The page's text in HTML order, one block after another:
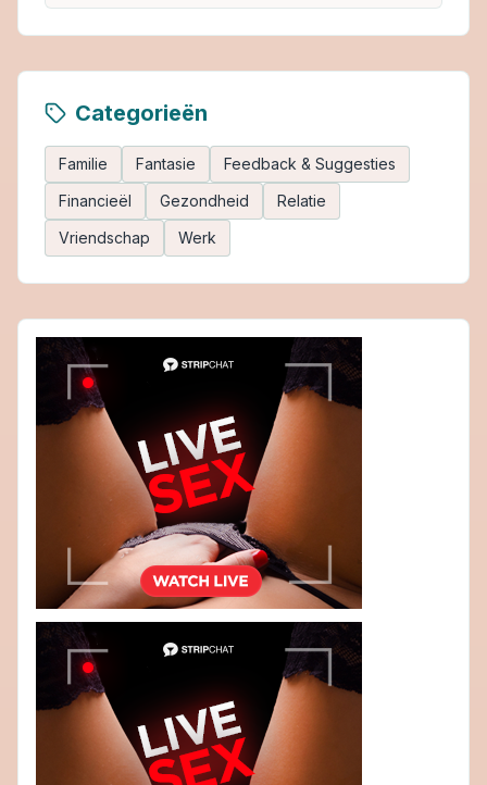
Categorieën
Familie Fantasie
Feedback & Suggesties
Financieël
Gezondheid
Relatie
Vriendschap
Werk